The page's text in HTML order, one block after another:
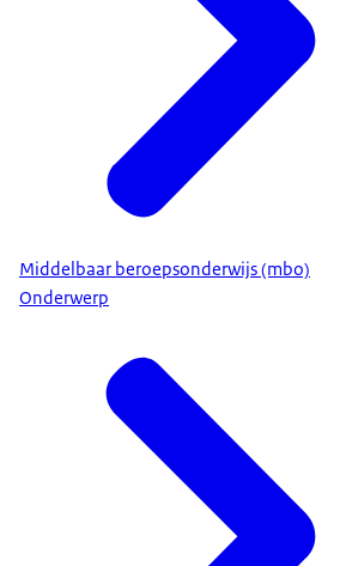
Middelbaar beroepsonderwijs (mbo)
Onderwerp